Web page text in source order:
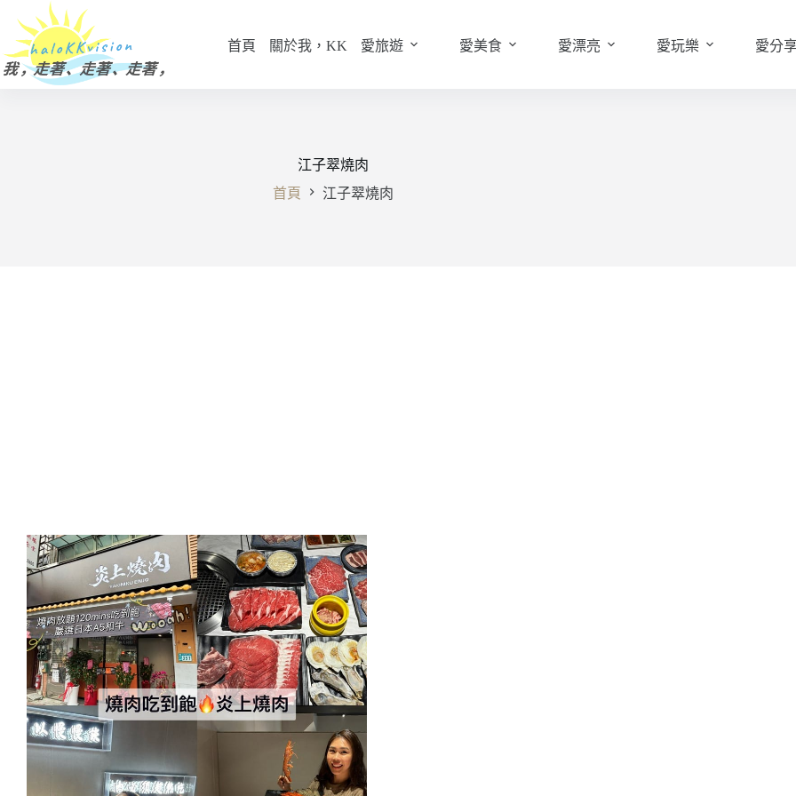
主
要
首頁 關於我，KK 愛旅遊 愛美食 愛漂亮 愛玩樂 愛分
江子翠燒肉
首頁
江子翠燒肉